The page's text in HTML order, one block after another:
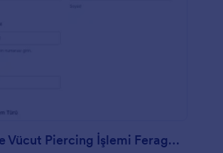
Dövme Ve Vücut Piercing İşlemi Feragatname Formu